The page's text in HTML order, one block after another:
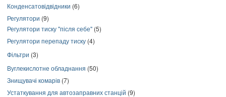
Конденсатовідвідники (6)
Регулятори (9)
Регулятори тиску "після себе" (5)
Регулятори перепаду тиску (4)
Фільтри (3)
Вуглекислотне обладнання (50)
Знищувачі комарів (7)
Устаткування для автозаправних станцій (9)